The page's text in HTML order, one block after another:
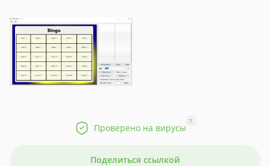
Проверено на вирусы
?
Поделиться ссылкой